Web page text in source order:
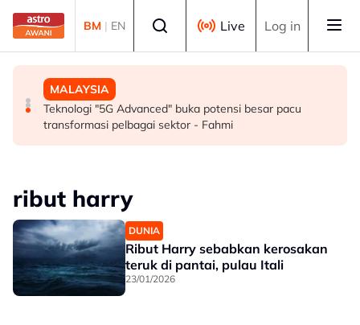
Skip to main content
BM | EN Live Log in
SUKAN
Mohamed Salah sertai Trabzonspor, terima €17 juta
semusim
MALAYSIA
Berita tempatan pilihan sepanjang hari ini
MALAYSIA
Teknologi "5G Advanced" buka potensi besar pacu
transformasi pelbagai sektor - Fahmi
ribut harry
DUNIA
Ribut Harry sebabkan kerosakan
teruk di pantai, pulau Itali
23/01/2026